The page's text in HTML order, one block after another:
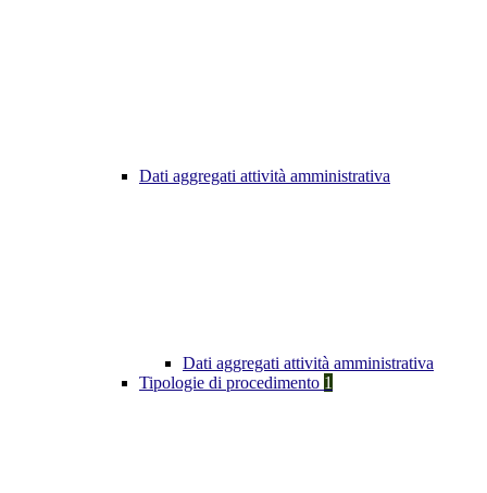
Dati aggregati attività amministrativa
Dati aggregati attività amministrativa
Tipologie di procedimento 1